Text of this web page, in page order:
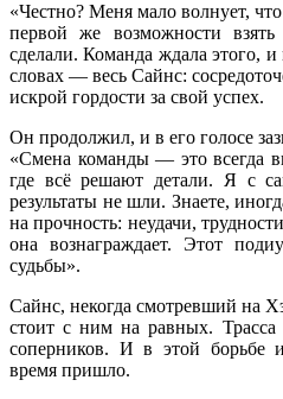
«Честно? Меня мало волнует,
первой же возможности
сделали. Команда ждала этого,
словах — весь Сайнс:
искрой гордости за свой успех.
Он продолжил, и в его голосе
«Смена команды — это всегда
где всё решают детали. Я с
результаты не шли. Знаете,
на прочность: неудачи,
она вознаграждает. Этот
судьбы».
Сайнс, некогда смотревший на
стоит с ним на равных.
соперников. И в этой борьбе
время пришло.